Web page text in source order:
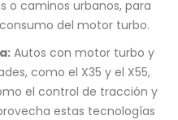
o caminos urbanos, para
del motor turbo.
Autos con motor turbo y
como el X35 y el X55,
el control de tracción y
estas tecnologías